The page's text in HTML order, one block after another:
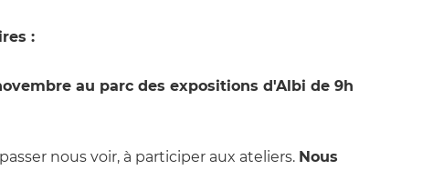
:
au parc des expositions d'Albi de 9h
nous voir, à participer aux ateliers. Nous